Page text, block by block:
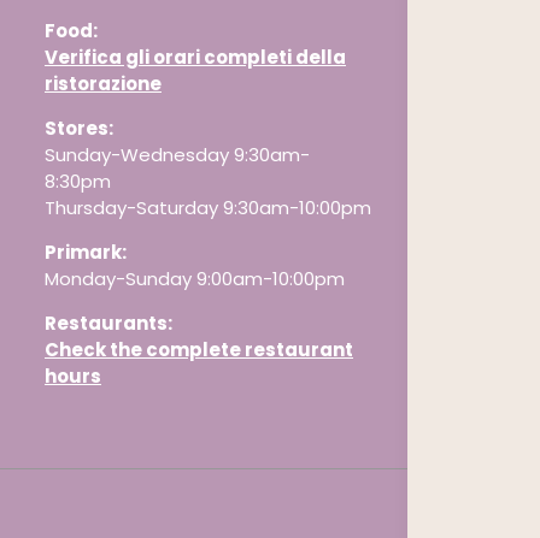
Food:
Verifica gli orari completi della
ristorazione
Stores:
Sunday-Wednesday 9:30am-
8:30pm
Thursday-Saturday 9:30am-10:00pm
Primark:
Monday-Sunday 9:00am-10:00pm
Restaurants:
Check the complete restaurant
hours